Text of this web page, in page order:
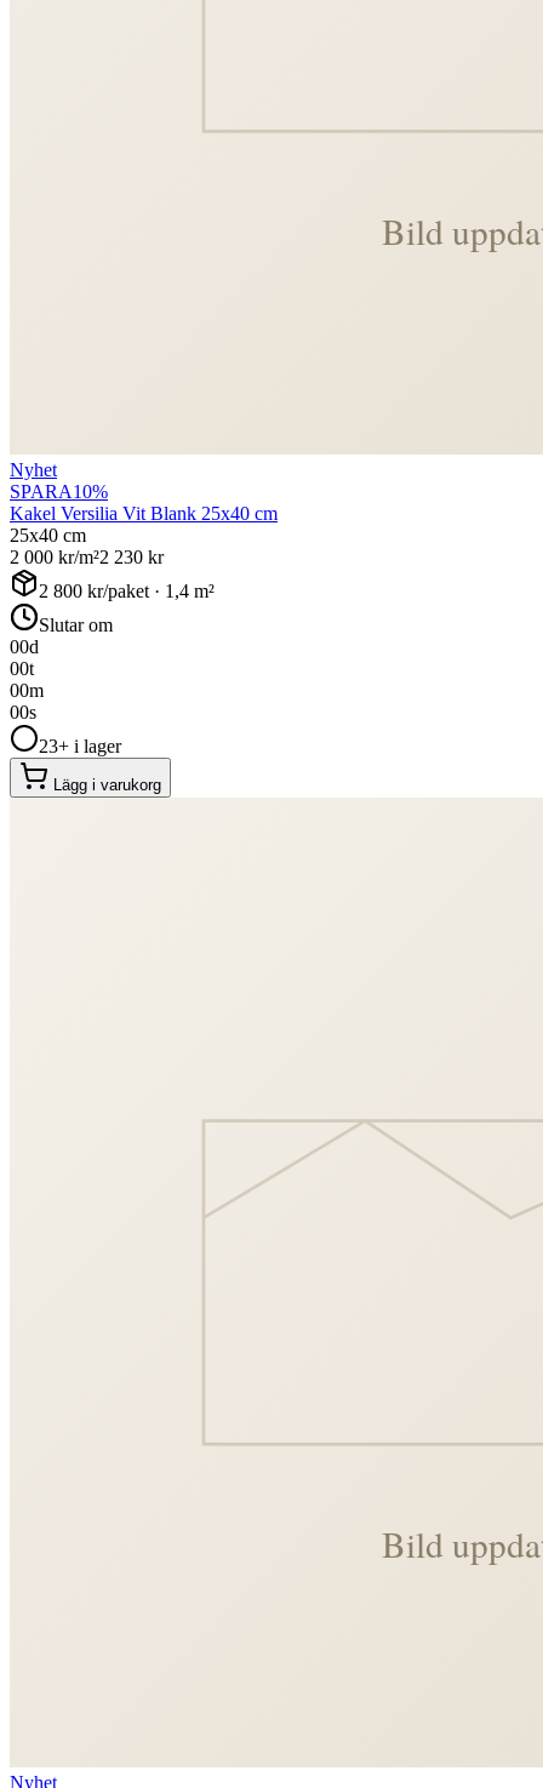
Nyhet
SPARA10%
Kakel Versilia Vit Blank 25x40 cm
25x40 cm
2 000 kr/m²2 230 kr
2 800 kr/paket · 1,4 m²
Slutar om
00d
00t
00m
00s
23+ i lager
Lägg i varukorg
Nyhet